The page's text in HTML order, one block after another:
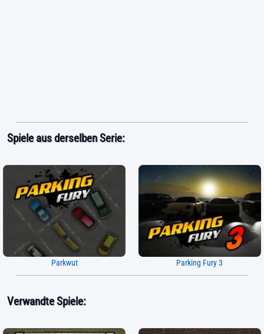
Spiele aus derselben Serie:
Parkwut Parking Fury 3
Verwandte Spiele: